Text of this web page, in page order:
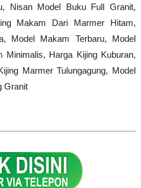
Nisan Model Buku Full Granit,
Makam Dari Marmer Hitam,
Model Makam Terbaru,
Model
Minimalis, Harga Kijing Kuburan,
Marmer Tulungagung, Model
Granit